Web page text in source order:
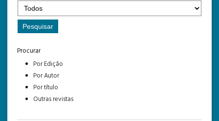
Procurar
Por Edição
Por Autor
Por título
Outras revistas